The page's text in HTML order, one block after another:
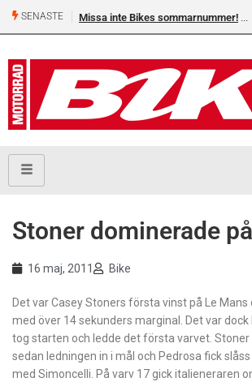
SENASTE Missa inte Bikes sommarnummer!
Stoner dominerade
16 maj, 2011 Bike
Det var Casey Stoners första vinst på Le Mans
med över 14 sekunders marginal. Det var dock
tog starten och ledde det första varvet. Stoner
sedan ledningen in i mål och Pedrosa fick
med Simoncelli. På varv 17 gick italieneraren